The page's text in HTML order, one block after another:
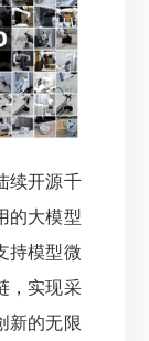
开源千
的大模型
持模型微
，实现采
新的无限